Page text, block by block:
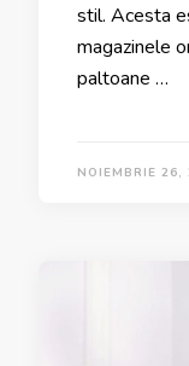
stil. Acesta
magazinele
paltoane …
NOIEMBRIE 26,